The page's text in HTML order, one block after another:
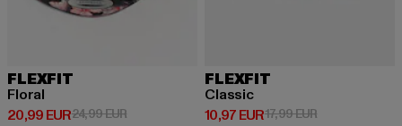
FLEXFIT
Floral
20,99 EUR
Derzeitiger Preis: 20,99 EUR
24,99 EURAktionspreis: 24,99 EUR
FLEXFIT
Classic
10,97 EUR
Derzeitiger Preis: 10,97 EUR
17,99 EURAktionspreis: